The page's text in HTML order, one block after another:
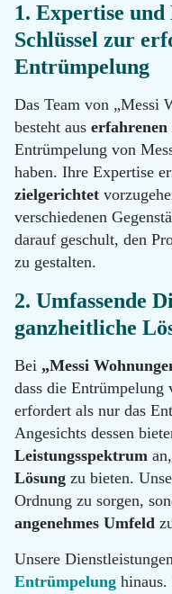
1. Expertise
Schlüssel zur
Entrümpelung
Das Team von „Messi
besteht aus
Entrümpelung von
haben. Ihre Expertise
zielgerichtet
verschiedenen
darauf geschult, den
zu gestalten.
2. Umfassende
ganzheitliche
Bei „Messi
dass die
erfordert als nur das
Angesichts dessen
Leistungsspektrum
Lösung zu bieten.
Ordnung zu sorgen,
angenehmes Umfeld
Unsere
Entrümpelung hinaus.
Malerarbeiten
Renovierung
Tatortreinigung
Hotline
11 22
100
Standorte
Hotline
0800
11 22
100